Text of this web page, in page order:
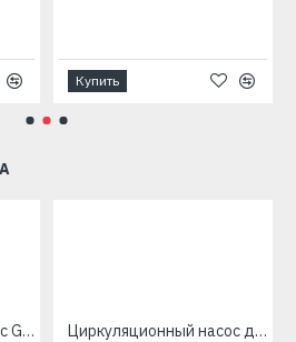
Купить
Циркуляционный насос Grundfos (EuroAqua) 25-60/180мм Циркуляционный насос для отопления Grundfos (EuroAqua) 32-80 180 мм